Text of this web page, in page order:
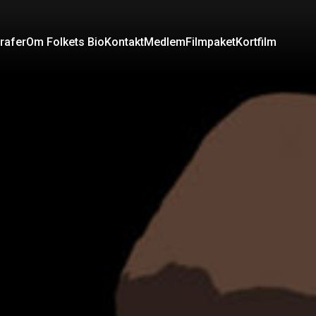
Om Folkets BioKontaktMedlemFilmpaketKortfilm